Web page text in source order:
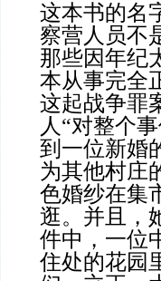
这本书的名
察营人员不
那些因年纪
本从事完全
这起战争罪
人“对整个
到一位新婚
为其他村庄
色婚纱在集
逛。并且，
件中，一位
住处的花园